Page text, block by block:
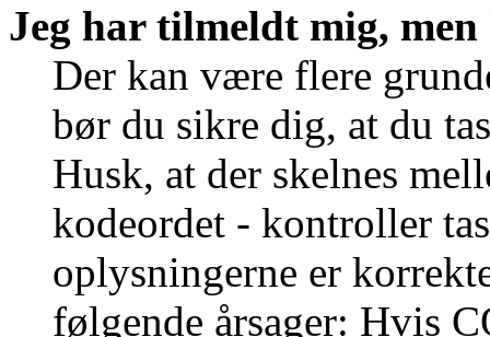
Jeg har tilmeldt mig,
Der kan være flere
bør du sikre dig, at du
Husk, at der skelnes
kodeordet - kontroller
oplysningerne er
følgende årsager: Hvis